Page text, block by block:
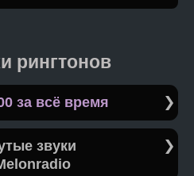
рингтонов
за всё время
звуки